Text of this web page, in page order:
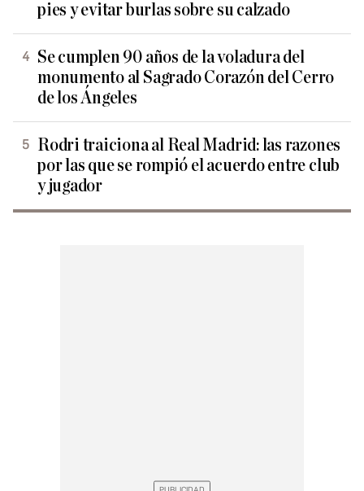
pies y evitar burlas sobre su calzado
Se cumplen 90 años de la voladura del
monumento al Sagrado Corazón del Cerro
de los Ángeles
Rodri traiciona al Real Madrid: las razones
por las que se rompió el acuerdo entre club
y jugador